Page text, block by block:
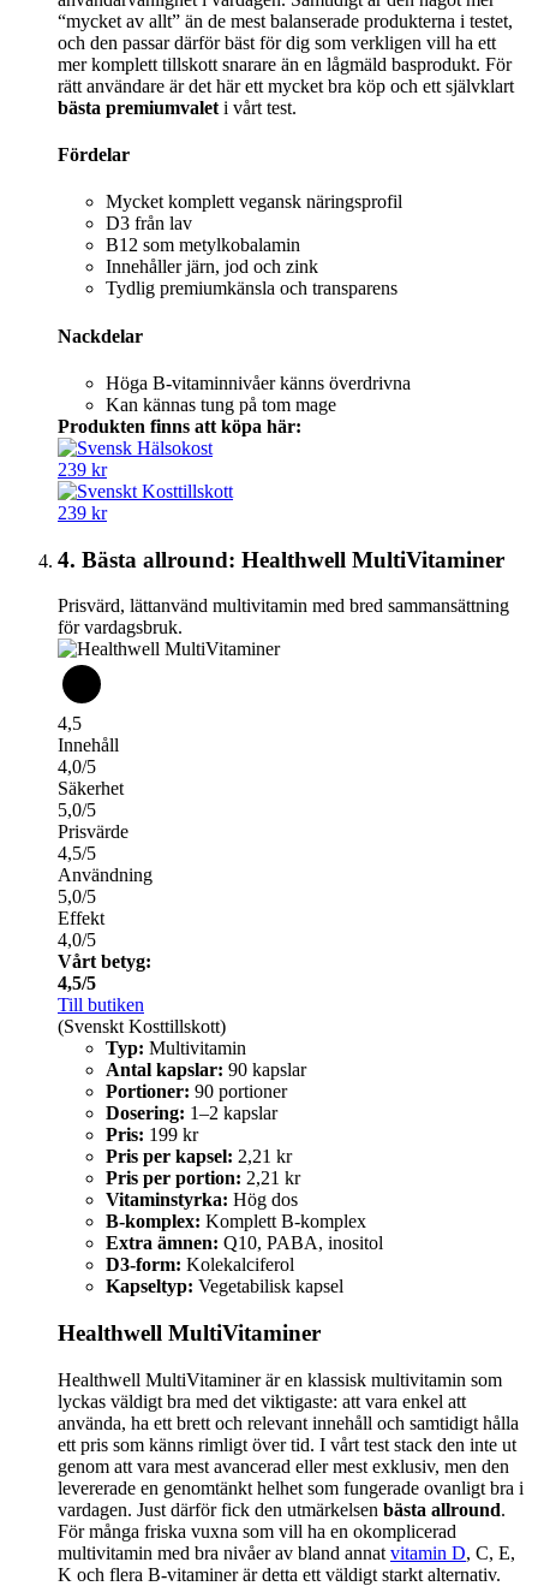
“mycket av allt” än de mest balanserade produkterna i testet,
och den passar därför bäst för dig som verkligen vill ha ett
mer komplett tillskott snarare än en lågmäld basprodukt. För
rätt användare är det här ett mycket bra köp och ett självklart
bästa premiumvalet i vårt test.
Fördelar
Mycket komplett vegansk näringsprofil
D3 från lav
B12 som metylkobalamin
Innehåller järn, jod och zink
Tydlig premiumkänsla och transparens
Nackdelar
Höga B-vitaminnivåer känns överdrivna
Kan kännas tung på tom mage
Produkten finns att köpa här:
239 kr
239 kr
4. Bästa allround: Healthwell MultiVitaminer
Prisvärd, lättanvänd multivitamin med bred sammansättning
för vardagsbruk.
4,5
Innehåll
4,0/5
Säkerhet
5,0/5
Prisvärde
4,5/5
Användning
5,0/5
Effekt
4,0/5
Vårt betyg:
4,5/5
Till butiken
(Svenskt Kosttillskott)
Typ: Multivitamin
Antal kapslar: 90 kapslar
Portioner: 90 portioner
Dosering: 1–2 kapslar
Pris: 199 kr
Pris per kapsel: 2,21 kr
Pris per portion: 2,21 kr
Vitaminstyrka: Hög dos
B-komplex: Komplett B-komplex
Extra ämnen: Q10, PABA, inositol
D3-form: Kolekalciferol
Kapseltyp: Vegetabilisk kapsel
Healthwell MultiVitaminer
Healthwell MultiVitaminer är en klassisk multivitamin som
lyckas väldigt bra med det viktigaste: att vara enkel att
använda, ha ett brett och relevant innehåll och samtidigt hålla
ett pris som känns rimligt över tid. I vårt test stack den inte ut
genom att vara mest avancerad eller mest exklusiv, men den
levererade en genomtänkt helhet som fungerade ovanligt bra i
vardagen. Just därför fick den utmärkelsen bästa allround.
För många friska vuxna som vill ha en okomplicerad
multivitamin med bra nivåer av bland annat vitamin D, C, E,
K och flera B-vitaminer är detta ett väldigt starkt alternativ.